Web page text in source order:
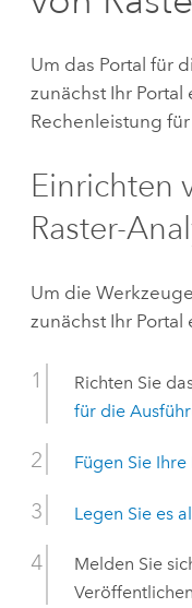
Um das Portal für
zunächst Ihr
Rechenleistung
Einrichten
Raster-
Um die
zunächst Ihr Portal
Richten Sie
für die
Fügen Sie
Legen Sie es
Melden Sie